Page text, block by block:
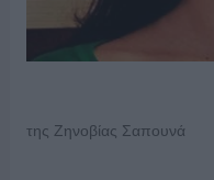
της Ζηνοβίας Σαπουνά